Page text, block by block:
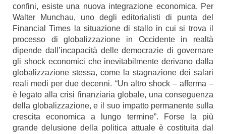
confini, esiste una nuova integrazione economica. Per
Walter Munchau, uno degli editorialisti di punta del
Financial Times la situazione di stallo in cui si trova il
processo di globalizzazione in Occidente in realtà
dipende dall’incapacità delle democrazie di governare
gli shock economici che inevitabilmente derivano dalla
globalizzazione stessa, come la stagnazione dei salari
reali medi per due decenni. “Un altro shock – afferma –
è legato alla crisi finanziaria globale, una conseguenza
della globalizzazione, e il suo impatto permanente sulla
crescita economica a lungo termine”. Forse la più
grande delusione della politica attuale è costituita dal